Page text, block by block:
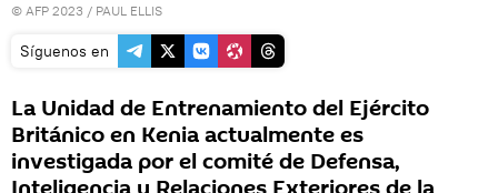
© AFP 2023 / PAUL ELLIS
Síguenos en
La Unidad de Entrenamiento del Ejército
Británico en Kenia actualmente es
investigada por el comité de Defensa,